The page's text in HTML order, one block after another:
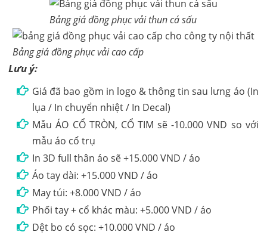
Bảng giá đồng phục vải thun cá sấu
Bảng giá đồng phục vải cao cấp
Lưu ý:
Giá đã bao gồm in logo & thông tin sau lưng áo (In
lụa / In chuyển nhiệt / In Decal)
Mẫu ÁO CỔ TRÒN, CỔ TIM sẽ -10.000 VND so với
mẫu áo cổ trụ
In 3D full thân áo sẽ +15.000 VND / áo
Áo tay dài: +15.000 VND / áo
May túi: +8.000 VND / áo
Phối tay + cổ khác màu: +5.000 VND / áo
Dệt bo có sọc: +10.000 VND / áo